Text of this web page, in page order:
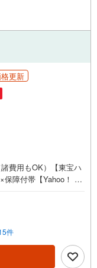
更新
費用もOK）【東宝ハ
保障付帯【Yahoo！ 不
！ 不動産 物件ご成約
資料をもらう」「見
せください。※必ずY
さい。※PayPayボー
ん。ご案内・詳細な資
でのお問い合わせも
件